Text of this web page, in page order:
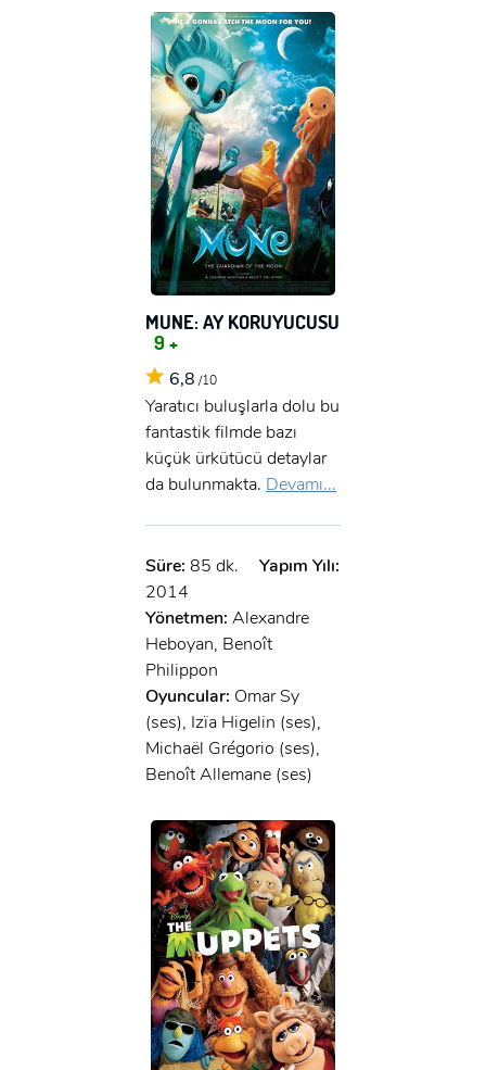
MUNE: AY KORUYUCUSU
9 +
6,8 /10
Yaratıcı buluşlarla dolu bu
fantastik filmde bazı
küçük ürkütücü detaylar
da bulunmakta. Devamı...
Süre: 85 dk.
Yapım Yılı:
2014
Yönetmen: Alexandre
Heboyan, Benoît
Philippon
Oyuncular: Omar Sy
(ses), Izïa Higelin (ses),
Michaël Grégorio (ses),
Benoît Allemane (ses)